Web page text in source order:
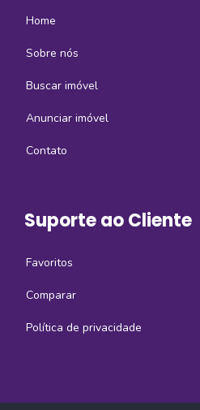
Home
Sobre nós
Buscar imóvel
Anunciar imóvel
Contato
Suporte ao Cliente
Favoritos
Comparar
Política de privacidade